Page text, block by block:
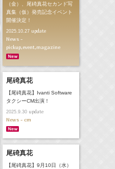
（金）、尾碕真花セカンド写
真集（仮）発売記念イベント
開催決定！
2025.10.27update
News -
pickup,event,magazine
尾碕真花
【尾碕真花】Ivanti Software
タクシーCM出演！
2025.9.30update
News - cm
尾碕真花
【尾碕真花】9月10日（水）